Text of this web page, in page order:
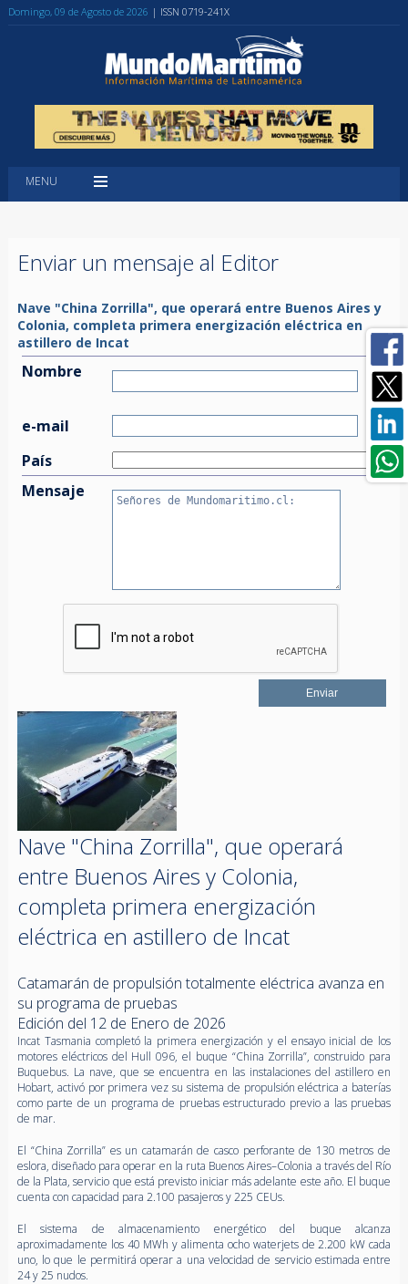
Domingo, 09 de Agosto de 2026 | ISSN 0719-241X
MENU
Enviar un mensaje al Editor
Nave "China Zorrilla", que operará entre Buenos Aires y
Colonia, completa primera energización eléctrica en
astillero de Incat
Nombre
e-mail
País
Mensaje
Nave "China Zorrilla", que operará
entre Buenos Aires y Colonia,
completa primera energización
eléctrica en astillero de Incat
Catamarán de propulsión totalmente eléctrica avanza en
su programa de pruebas
Edición del 12 de Enero de 2026
Incat Tasmania completó la primera energización y el ensayo inicial de los
motores eléctricos del Hull 096, el buque “China Zorrilla”, construido para
Buquebus. La nave, que se encuentra en las instalaciones del astillero en
Hobart, activó por primera vez su sistema de propulsión eléctrica a baterías
como parte de un programa de pruebas estructurado previo a las pruebas
de mar.
El “China Zorrilla” es un catamarán de casco perforante de 130 metros de
eslora, diseñado para operar en la ruta Buenos Aires–Colonia a través del Río
de la Plata, servicio que está previsto iniciar más adelante este año. El buque
cuenta con capacidad para 2.100 pasajeros y 225 CEUs.
El sistema de almacenamiento energético del buque alcanza
aproximadamente los 40 MWh y alimenta ocho waterjets de 2.200 kW cada
uno, lo que le permitirá operar a una velocidad de servicio estimada entre
24 y 25 nudos.